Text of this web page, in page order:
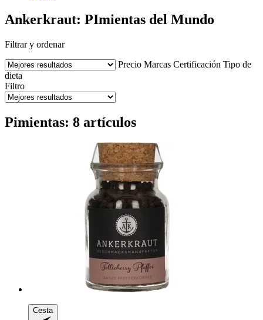
Ankerkraut: PImientas del Mundo
Filtrar y ordenar
Precio Marcas Certificación Tipo de
dieta
Filtro
Pimientas: 8 artículos
Cesta